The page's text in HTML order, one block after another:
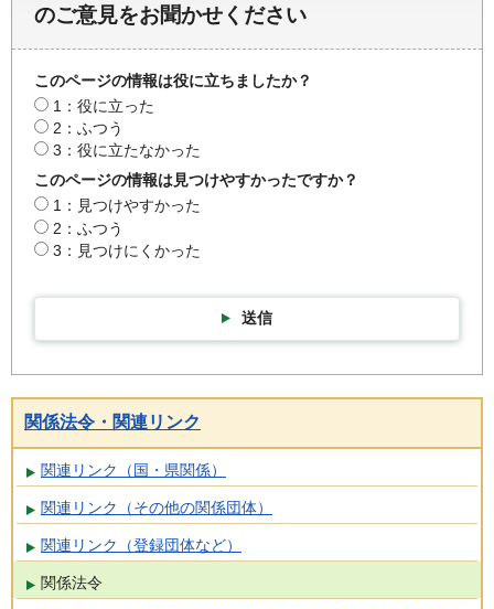
のご意見をお聞かせください
このページの情報は役に立ちましたか？
1：役に立った
2：ふつう
3：役に立たなかった
このページの情報は見つけやすかったですか？
1：見つけやすかった
2：ふつう
3：見つけにくかった
送信
関係法令・関連リンク
関連リンク（国・県関係）
関連リンク（その他の関係団体）
関連リンク（登録団体など）
関係法令